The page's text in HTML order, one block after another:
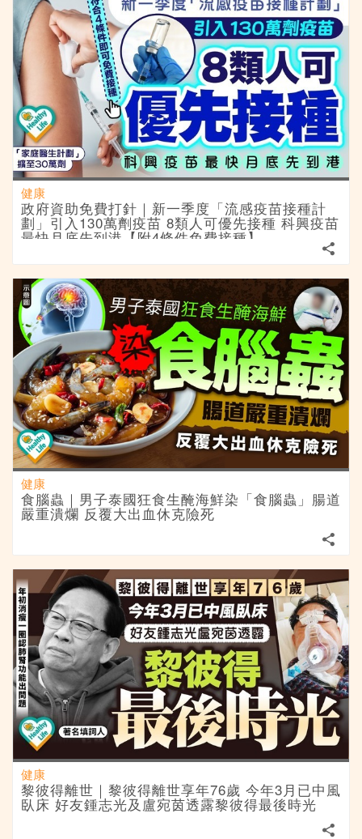
健康
政府資助免費打針｜新一季度「流感疫苗接種計
劃」引入130萬劑疫苗 8類人可優先接種 科興疫苗
最快月底先到港【附4條件免費接種】
健康
食腦蟲｜男子泰國狂食生醃海鮮染「食腦蟲」腸道
嚴重潰爛 反覆大出血休克險死
健康
黎彼得離世｜黎彼得離世享年76歲 今年3月已中風
臥床 好友鍾志光及盧宛茵透露黎彼得最後時光